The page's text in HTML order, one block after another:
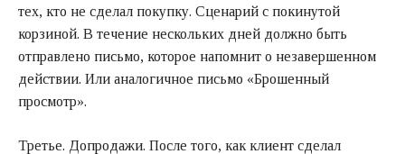
тех, кто не сделал покупку. Сценарий с покинутой
корзиной. В течение нескольких дней должно быть
отправлено письмо, которое напомнит о незавершенном
действии. Или аналогичное письмо «Брошенный
просмотр».
Третье. Допродажи. После того, как клиент сделал